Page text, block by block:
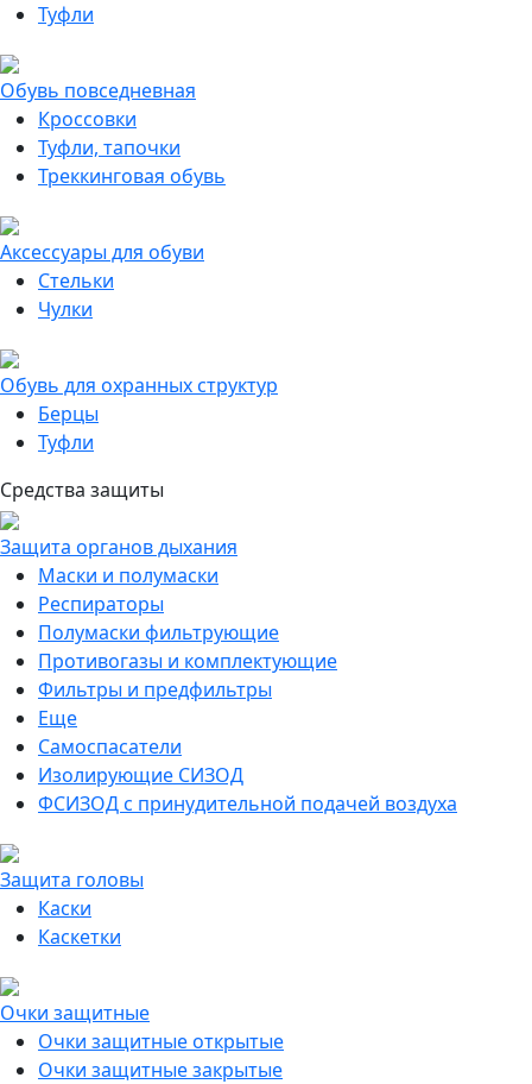
Туфли
Обувь повседневная
Кроссовки
Туфли, тапочки
Треккинговая обувь
Аксессуары для обуви
Стельки
Чулки
Обувь для охранных структур
Берцы
Туфли
Средства защиты
Защита органов дыхания
Маски и полумаски
Респираторы
Полумаски фильтрующие
Противогазы и комплектующие
Фильтры и предфильтры
Еще
Самоспасатели
Изолирующие СИЗОД
ФСИЗОД с принудительной подачей воздуха
Защита головы
Каски
Каскетки
Очки защитные
Очки защитные открытые
Очки защитные закрытые